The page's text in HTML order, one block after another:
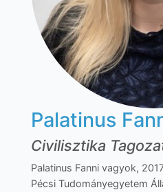
Palatinus
Civilisztika
Palatinus Fanni vagyok,
Pécsi Tudományegyetem